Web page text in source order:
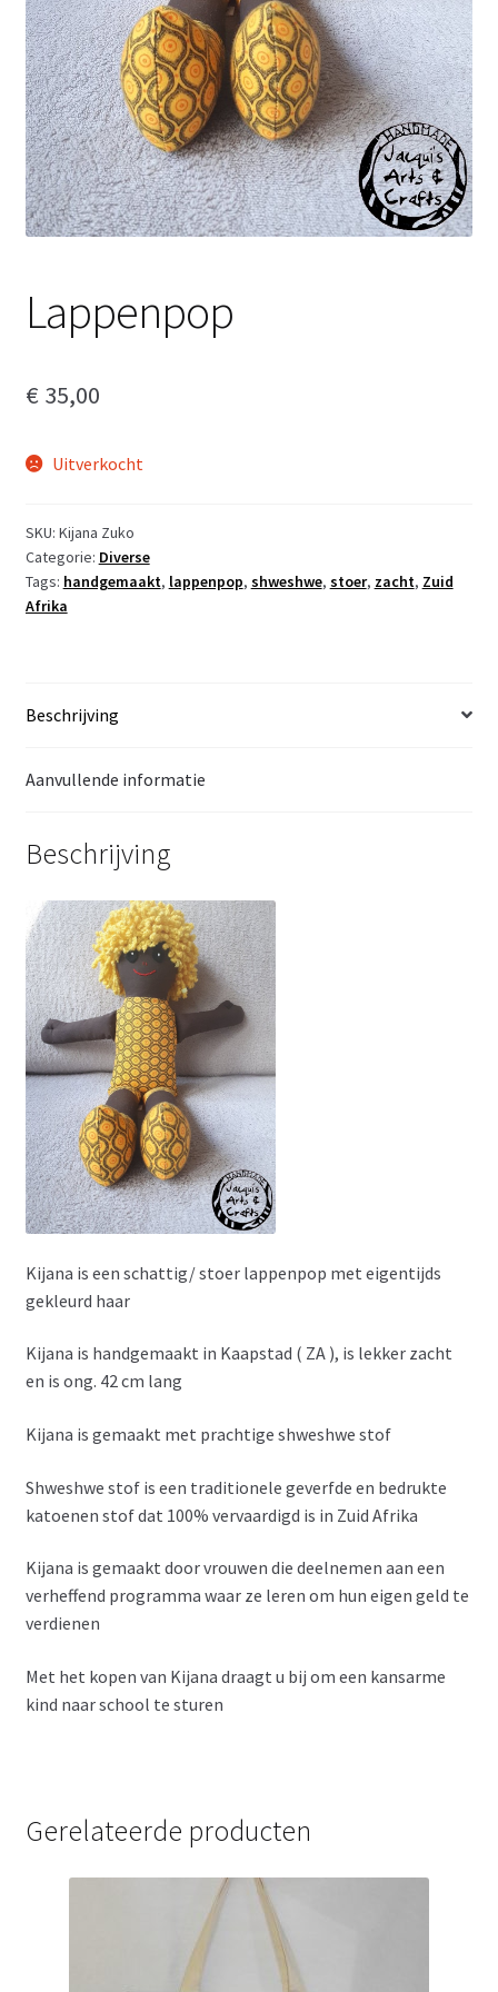
Lappenpop
€ 35,00
Uitverkocht
SKU: Kijana Zuko
Categorie: Diverse
Tags: handgemaakt, lappenpop, shweshwe, stoer, zacht, Zuid
Afrika
Beschrijving
Aanvullende informatie
Beschrijving
Kijana is een schattig/ stoer lappenpop met eigentijds
gekleurd haar
Kijana is handgemaakt in Kaapstad ( ZA ), is lekker zacht
en is ong. 42 cm lang
Kijana is gemaakt met prachtige shweshwe stof
Shweshwe stof is een traditionele geverfde en bedrukte
katoenen stof dat 100% vervaardigd is in Zuid Afrika
Kijana is gemaakt door vrouwen die deelnemen aan een
verheffend programma waar ze leren om hun eigen geld te
verdienen
Met het kopen van Kijana draagt u bij om een kansarme
kind naar school te sturen
Gerelateerde producten